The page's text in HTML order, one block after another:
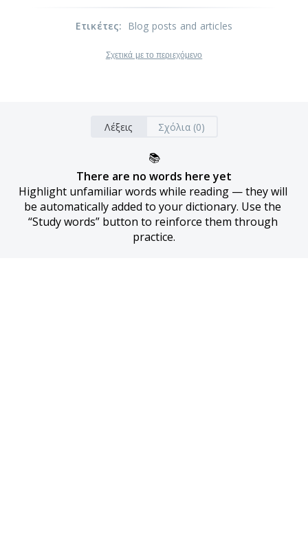
Ετικέτες: Blog posts and articles
Σχετικά με το περιεχόμενο
Λέξεις Σχόλια (0)
📚
There are no words here yet
Highlight unfamiliar words while reading — they will
be automatically added to your dictionary. Use the
“Study words” button to reinforce them through
practice.